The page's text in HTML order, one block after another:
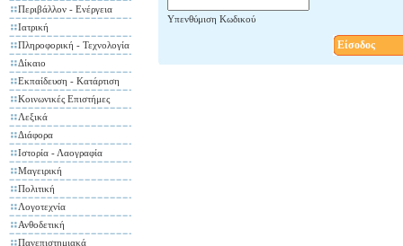
Περιβάλλον - Ενέργεια
Ιατρική
Πληροφορική - Τεχνολογία
Δίκαιο
Εκπαίδευση - Κατάρτιση
Κοινωνικές Επιστήμες
Λεξικά
Διάφορα
Ιστορία - Λαογραφία
Μαγειρική
Πολιτική
Λογοτεχνία
Ανθοδετική
Πανεπιστημιακά
Υπενθύμιση Κωδικού
Είσοδος